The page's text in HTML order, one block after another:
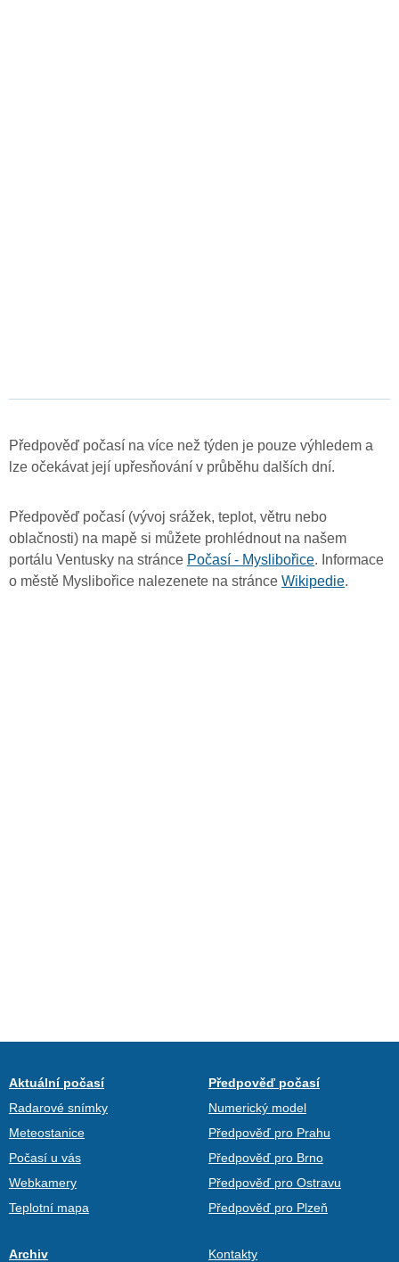
Předpověď počasí na více než týden je pouze výhledem a
lze očekávat její upřesňování v průběhu dalších dní.
Předpověď počasí (vývoj srážek, teplot, větru nebo
oblačnosti) na mapě si můžete prohlédnout na našem
portálu Ventusky na stránce Počasí - Myslibořice. Informace
o městě Myslibořice nalezenete na stránce Wikipedie.
Aktuální počasí
Radarové snímky
Meteostanice
Počasí u vás
Webkamery
Teplotní mapa
Předpověď počasí
Numerický model
Předpověď pro Prahu
Předpověď pro Brno
Předpověď pro Ostravu
Předpověď pro Plzeň
Archiv Kontakty